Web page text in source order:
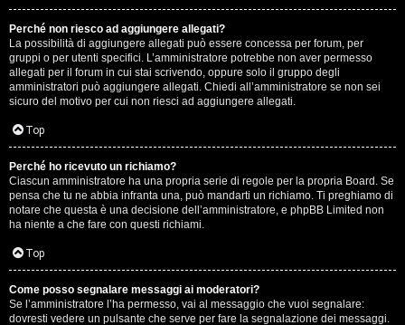
Perché non riesco ad aggiungere allegati?
La possibilità di aggiungere allegati può essere concessa per forum, per
gruppi o per utenti specifici. L’amministratore potrebbe non aver permesso
allegati per il forum in cui stai scrivendo, oppure solo il gruppo degli
amministratori può aggiungere allegati. Chiedi all’amministratore se non sei
sicuro del motivo per cui non riesci ad aggiungere allegati.
Top
Perché ho ricevuto un richiamo?
Ciascun amministratore ha una propria serie di regole per la propria Board. Se
pensa che tu ne abbia infranta una, può mandarti un richiamo. Ti preghiamo di
notare che questa è una decisione dell’amministratore, e phpBB Limited non
ha niente a che fare con questi richiami.
Top
Come posso segnalare messaggi ai moderatori?
Se l’amministratore l’ha permesso, vai al messaggio che vuoi segnalare:
dovresti vedere un pulsante che serve per fare la segnalazione dei messaggi.
R
e
s
o
c
o
n
t
i
S